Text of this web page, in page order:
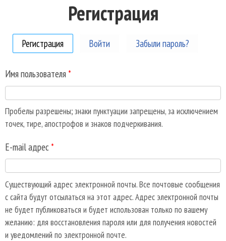
Регистрация
Регистрация (активная вкладка)
Войти Забыли пароль?
Имя пользователя *
Пробелы разрешены; знаки пунктуации запрещены, за исключением
точек, тире, апострофов и знаков подчеркивания.
E-mail адрес *
Существующий адрес электронной почты. Все почтовые сообщения
с сайта будут отсылаться на этот адрес. Адрес электронной почты
не будет публиковаться и будет использован только по вашему
желанию: для восстановления пароля или для получения новостей
и уведомлений по электронной почте.